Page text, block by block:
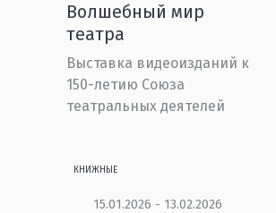
Волшебный мир
театра
Выставка видеоизданий к
150-летию Союза
театральных деятелей
КНИЖНЫЕ
15.01.2026 - 13.02.2026